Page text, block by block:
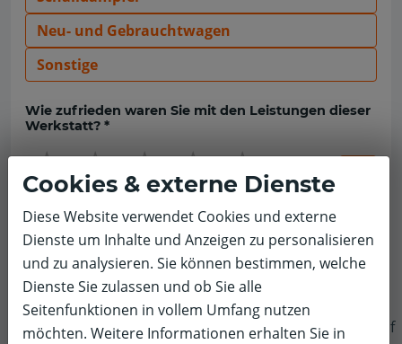
Neu- und Gebrauchtwagen
Sonstige
Wie zufrieden waren Sie mit den Leistungen dieser
Werkstatt? *
☆
☆
☆
☆
☆
Bewertungskommentar *
Cookies & externe Dienste
Diese Website verwendet Cookies und externe
Dienste um Inhalte und Anzeigen zu personalisieren
und zu analysieren. Sie können bestimmen, welche
Dienste Sie zulassen und ob Sie alle
Seitenfunktionen in vollem Umfang nutzen
möchten. Weitere Informationen erhalten Sie in
f